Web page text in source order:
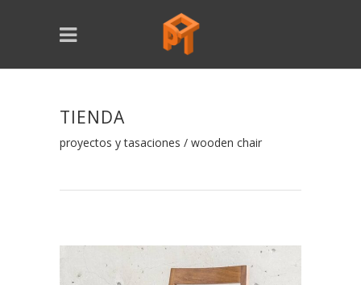
TIENDA
proyectos y tasaciones / wooden chair